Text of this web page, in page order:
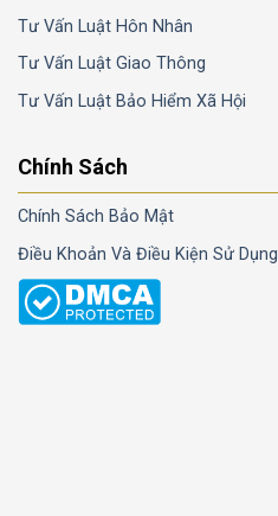
Tư Vấn Luật Hôn Nhân
Tư Vấn Luật Giao Thông
Tư Vấn Luật Bảo Hiểm Xã Hội
Chính Sách
Chính Sách Bảo Mật
Điều Khoản Và Điều Kiện Sử Dụng